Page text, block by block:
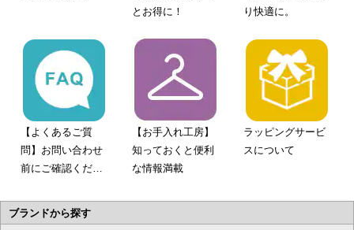
とお得に！
り快適に。
【よくあるご質
問】お問い合わせ
前にご確認くださ
【お手入れ工房】
知っておくと便利
な情報満載
ラッピングサービ
スについて
ブランドから探す